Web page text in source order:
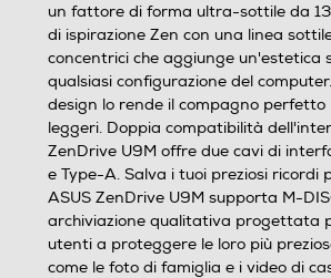
un fattore di forma ultra-sottile da
di ispirazione Zen con una linea
concentrici che aggiunge un'estetica
qualsiasi configurazione del
design lo rende il compagno
leggeri. Doppia compatibilità
ZenDrive U9M offre due cavi di
e Type-A. Salva i tuoi preziosi ricordi
ASUS ZenDrive U9M supporta M-
archiviazione qualitativa progettata
utenti a proteggere le loro più
come le foto di famiglia e i video di